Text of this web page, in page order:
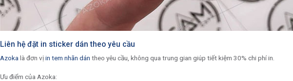
Liên hệ đặt in sticker dán theo yêu cầu
Azoka là đơn vịin tem nhãn dán theo yêu cầu, không qua trung gian giúp tiết kiệm 30% chi phí in.
Ưu điểm của Azoka: